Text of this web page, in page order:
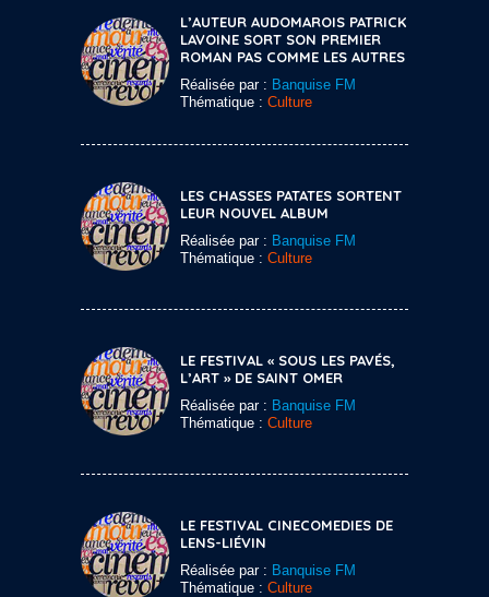
L’AUTEUR AUDOMAROIS PATRICK
LAVOINE SORT SON PREMIER
ROMAN PAS COMME LES AUTRES
Réalisée par : Banquise FM
Thématique : Culture
LES CHASSES PATATES SORTENT
LEUR NOUVEL ALBUM
Réalisée par : Banquise FM
Thématique : Culture
LE FESTIVAL « SOUS LES PAVÉS,
L’ART » DE SAINT OMER
Réalisée par : Banquise FM
Thématique : Culture
LE FESTIVAL CINECOMEDIES DE
LENS-LIÉVIN
Réalisée par : Banquise FM
Thématique : Culture